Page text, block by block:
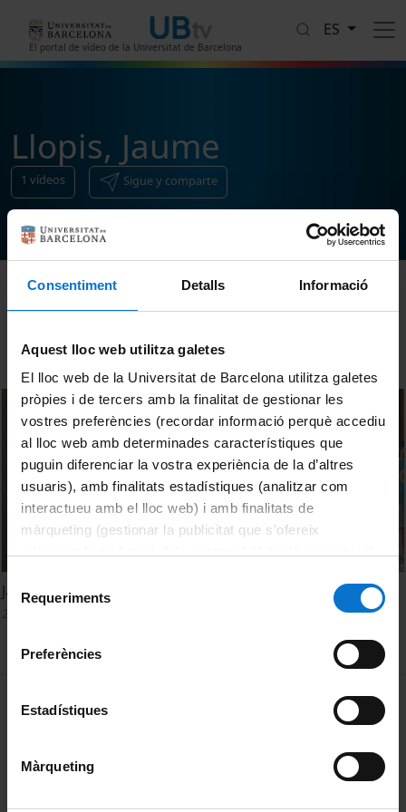
Consentiment Detalls Informació
Aquest lloc web utilitza galetes
El lloc web de la Universitat de Barcelona utilitza galetes
pròpies i de tercers amb la finalitat de gestionar les
vostres preferències (recordar informació perquè accediu
al lloc web amb determinades característiques que
puguin diferenciar la vostra experiència de la d’altres
usuaris), amb finalitats estadístiques (analitzar com
interactueu amb el lloc web) i amb finalitats de
màrqueting (gestionar la publicitat que s’ofereix
consultar laPolítica de galetes del lloc web de la
Requeriments
Preferències
Estadístiques
Màrqueting
El portal de vídeo de la Universitat de Barcelona
ES
Llopis, Jaume
1 vídeos Sigue y comparte
Ordenar
Jaume Llopis: L’estadística: una orquestra feta instrument
MENÚ PEU 1
Política de Cookies
Privacidad y términos